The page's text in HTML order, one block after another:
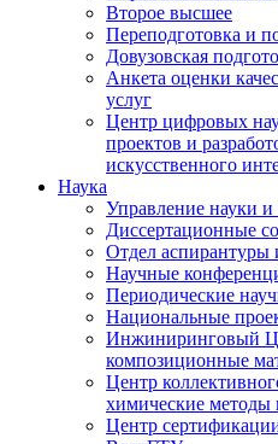
Второе высшее
Переподготовка и
Довузовская
Анкета оценки
услуг
Центр цифровых
проектов и
искусственного
Наука
Управление науки
Диссертационные
Отдел аспирантуры
Научные
Периодические
Национальные
Инжиниринговый
композиционные
Центр
химические методы
Центр